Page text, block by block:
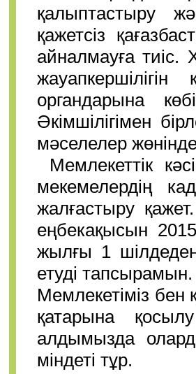
қалыптастыру
қажетсіз
айналмауға тиіс.
органдарына
Әкімшілігімен
мәселелер
Мемлекеттік
мекемелердің
жалғастыру
еңбекақысын
жылғы 1
етуді тапсырамын.
Мемлекетіміз бен
қатарына
алдымызда
міндеті тұр.